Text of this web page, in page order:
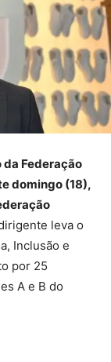
Federação
domingo (18),
leva o
Inclusão e
por 25
A e B do